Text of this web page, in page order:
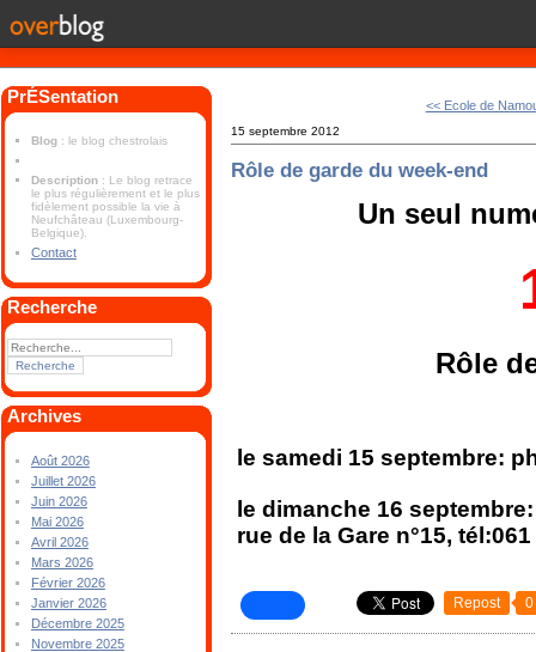
PrÉSentation
Blog : le blog chestrolais
Description : Le blog retrace
le plus régulièrement et le plus
fidèlement possible la vie à
Neufchâteau (Luxembourg-
Belgique).
Contact
Recherche
Archives
Août 2026
Juillet 2026
Juin 2026
Mai 2026
Avril 2026
Mars 2026
Février 2026
Janvier 2026
Décembre 2025
Novembre 2025
<< Ecole de
15 septembre 2012
Rôle de garde du week-end
Un seul
Rôle
le samedi 15 septembre:
le dimanche 16
rue de la Gare n°15,
Repost 0